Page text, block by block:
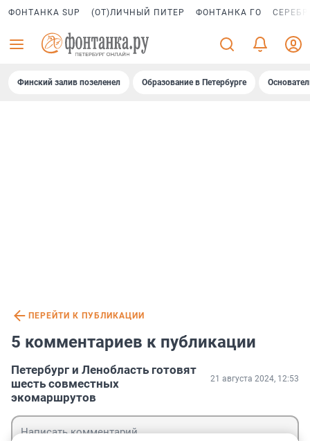
ФОНТАНКА SUP (ОТ)ЛИЧНЫЙ ПИТЕР ФОНТАНКА ГО
Финский залив позеленел Образование в Петербурге
ПЕРЕЙТИ К ПУБЛИКАЦИИ
5 комментариев к публикации
Петербург и Ленобласть готовят
шесть совместных
экомаршрутов
21 августа 2024, 12:53